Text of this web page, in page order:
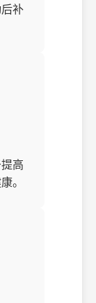
补
高
。